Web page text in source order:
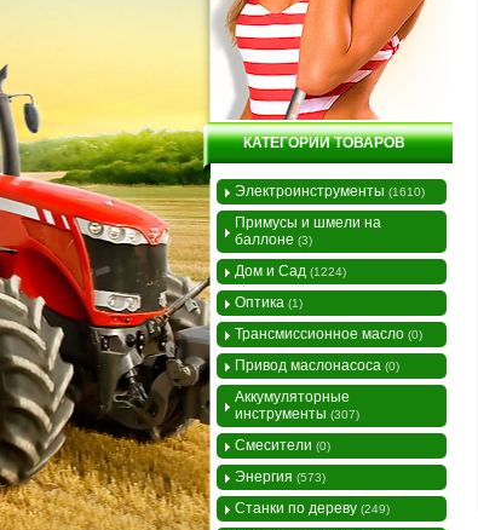
КАТЕГОРИИ ТОВАРОВ
Электроинструменты (1610)
Примусы и шмели на
баллоне (3)
Дом и Сад (1224)
Оптика (1)
Трансмиссионное масло (0)
Привод маслонасоса (0)
Аккумуляторные
инструменты (307)
Смесители (0)
Энергия (573)
Станки по дереву (249)